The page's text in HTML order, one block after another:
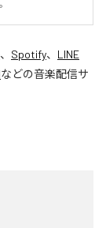
、 Spotify、 LINE
などの音楽配信サ